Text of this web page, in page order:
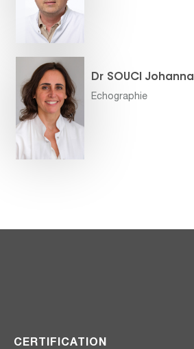
Dr SOUCI Johanna
Echographie
CERTIFICATION